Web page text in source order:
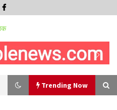
Trending Now